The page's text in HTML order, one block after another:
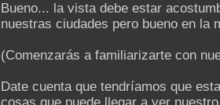
Bueno... la vista debe estar
nuestras ciudades pero bueno en la
(Comenzarás a familiarizarte con
Date cuenta que tendríamos que